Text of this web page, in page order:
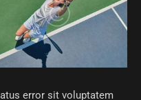
error sit voluptatem